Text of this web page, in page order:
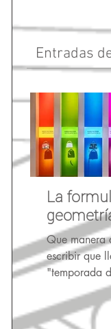
Entradas
La
Que manera
escribir que
"temporada
que donde
días han